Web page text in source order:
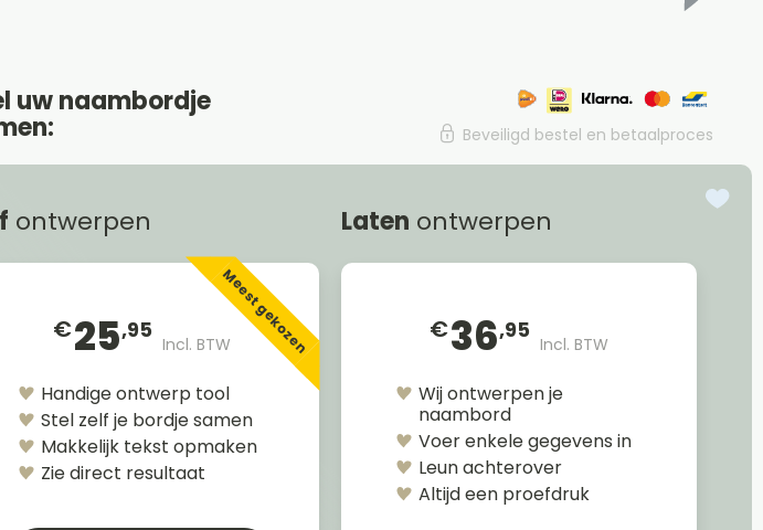
uw naambordje
Beveiligd bestel en betaalproces
ontwerpen
€25,95
Incl. BTWMeest gekozen
Handige ontwerp tool
Stel zelf je bordje samen
Makkelijk tekst opmaken
Zie direct resultaat
Laten ontwerpen
€36,95
Incl. BTW
Wij ontwerpen je
naambord
Voer enkele gegevens in
Leun achterover
Altijd een proefdruk